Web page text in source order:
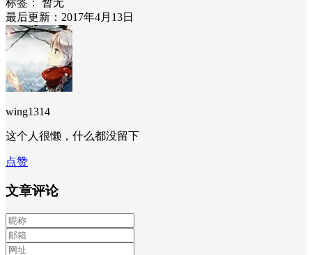
最后更新：2017年4月13日
wing1314
这个人很懒，什么都没留下
点赞
文章评论